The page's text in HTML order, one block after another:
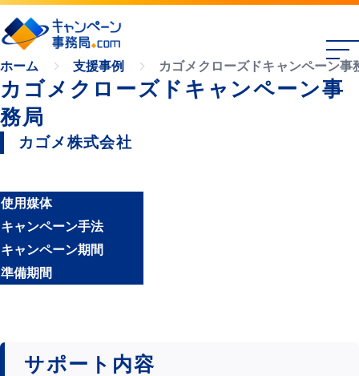
ホーム 支援事例 カゴメクローズドキャンペーン事
カゴメクローズドキャンペーン事
務局
カゴメ株式会社
使用媒体
キャンペーン手法
キャンペーン期間
準備期間
サポート内容